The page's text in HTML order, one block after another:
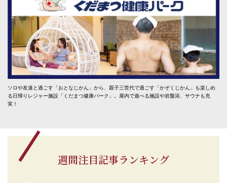
ソロや友達と過ごす「おとなじかん」から、親子三世代で過ごす「かぞくじかん」も楽しめ
る日帰りレジャー施設「くだまつ健康パーク」。屋内で遊べる施設や岩盤浴、サウナも充
実！
週間注目記事ランキング